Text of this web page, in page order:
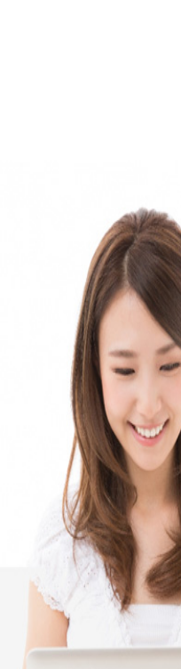
新埔通水管
關西通馬桶
湖口通水管
新豐通馬桶
芎林通水管
北埔通馬桶